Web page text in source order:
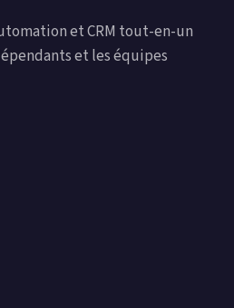
et CRM tout-en-un
et les équipes